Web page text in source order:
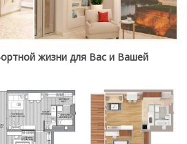
жизни для Вас и Вашей